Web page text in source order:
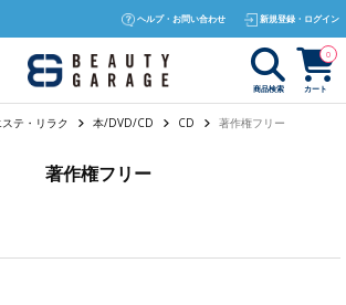
ヘルプ・お問い合わせ 新規登録・ログイン
商品検索 カート
0
テ・リラク 本/DVD/CD CD 著作権フリー
著作権フリー